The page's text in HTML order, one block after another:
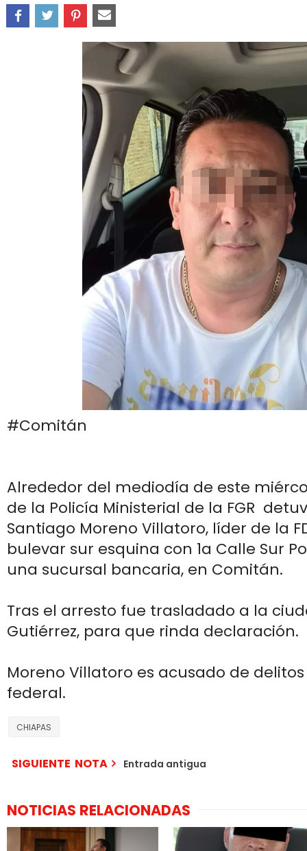
#Comitán
Alrededor del mediodía de este
de la Policía Ministerial de la FGR
Santiago Moreno Villatoro, líder de la
bulevar sur esquina con 1a Calle Sur
una sucursal bancaria, en Comitán.
Tras el arresto fue trasladado a la
Gutiérrez, para que rinda declaración.
Moreno Villatoro es acusado de
federal.
CHIAPAS
SIGUIENTE NOTA Entrada antigua
NOTICIAS RELACIONADAS